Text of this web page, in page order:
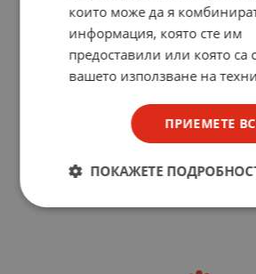
които може да я
информация, която сте им
предоставили или която са
вашето използване на
ПРИЕМЕТЕ
ПОКАЖЕТЕ